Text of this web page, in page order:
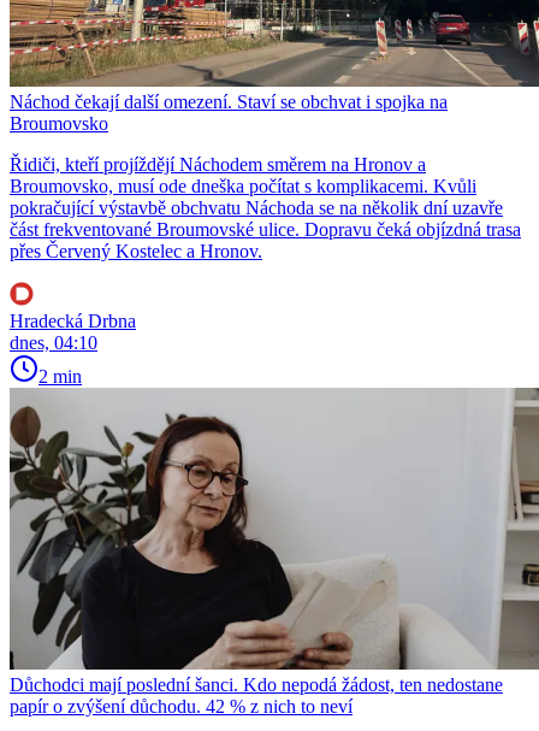
Náchod čekají další omezení. Staví se obchvat i spojka na
Broumovsko
Řidiči, kteří projíždějí Náchodem směrem na Hronov a
Broumovsko, musí ode dneška počítat s komplikacemi. Kvůli
pokračující výstavbě obchvatu Náchoda se na několik dní uzavře
část frekventované Broumovské ulice. Dopravu čeká objízdná trasa
přes Červený Kostelec a Hronov.
Hradecká Drbna
dnes, 04:10
2 min
Důchodci mají poslední šanci. Kdo nepodá žádost, ten nedostane
papír o zvýšení důchodu. 42 % z nich to neví